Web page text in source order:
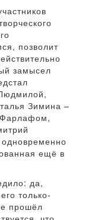
позволит
замысел
Зимина –
ещё в
да,
только-
прошёл